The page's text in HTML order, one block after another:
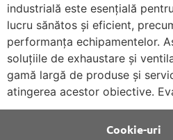
industrială este esențială
lucru sănătos și eficient,
performanța echipamentelor.
soluțiile de exhaustare și
gamă largă de produse și
atingerea acestor obiective.
Cookie-uri